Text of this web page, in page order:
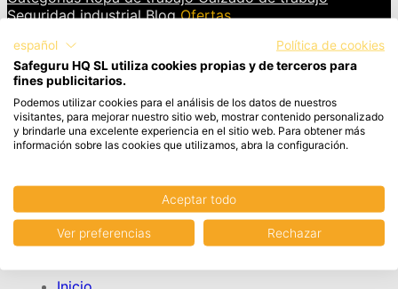
Seguridad industrial Blog Ofertas
INICIAR SESIÓN
Cesta
Artículos en el carrito, Ver carrito
Tu cesta de la compra está vacía.
CONTINUAR COMPRA
español
Política de cookies
Safeguru HQ SL utiliza cookies propias y de terceros para
fines publicitarios.
Podemos utilizar cookies para el análisis de los datos de nuestros
visitantes, para mejorar nuestro sitio web, mostrar contenido personalizado
y brindarle una excelente experiencia en el sitio web. Para obtener más
información sobre las cookies que utilizamos, abra la configuración.
Aceptar todo
Ver preferencias Rechazar